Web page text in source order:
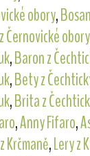
obory,
Černovické obory
,Baron z
,Bety z
,Brita z
,Anny Fifaro,
Krčmaně,Lery z